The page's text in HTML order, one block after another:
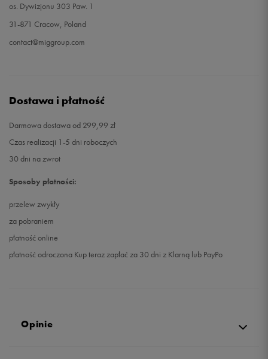
os. Dywizjonu 303 Paw. 1
31-871 Cracow, Poland
contact@miggroup.com
Dostawa i płatność
Darmowa dostawa od 299,99 zł
Czas realizacji 1-5 dni roboczych
30 dni na zwrot
Sposoby płatności:
przelew zwykły
za pobraniem
płatność online
płatność odroczona Kup teraz zapłać za 30 dni z Klarną lub PayPo
Opinie